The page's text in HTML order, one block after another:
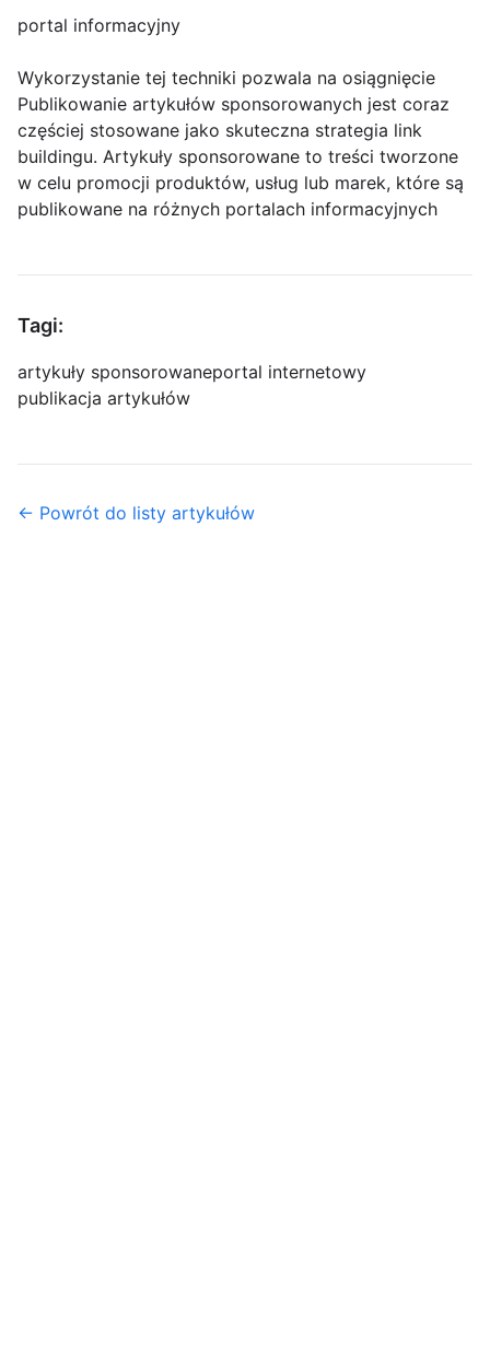
portal informacyjny
Wykorzystanie tej techniki pozwala na osiągnięcie
Publikowanie artykułów sponsorowanych jest coraz
częściej stosowane jako skuteczna strategia link
buildingu. Artykuły sponsorowane to treści tworzone
w celu promocji produktów, usług lub marek, które są
publikowane na różnych portalach informacyjnych
Tagi:
artykuły sponsorowaneportal internetowy
publikacja artykułów
← Powrót do listy artykułów